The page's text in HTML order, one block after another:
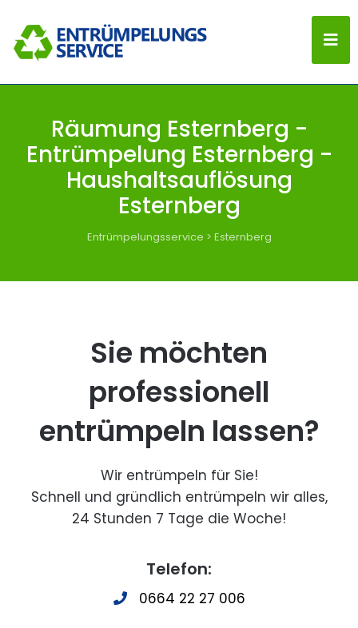
Räumung Esternberg -
Entrümpelung Esternberg -
Haushaltsauflösung
Esternberg
Entrümpelungsservice > Esternberg
Sie möchten
professionell
entrümpeln lassen?
Wir entrümpeln für Sie!
Schnell und gründlich entrümpeln wir alles,
24 Stunden 7 Tage die Woche!
Telefon:
0664 22 27 006